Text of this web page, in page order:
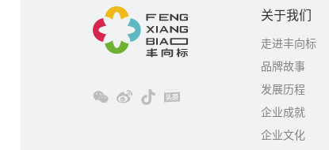
关于我们
走进丰向标
品牌故事
发展历程
企业成就
企业文化